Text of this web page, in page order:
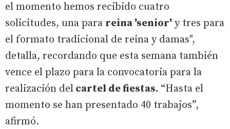
el momento hemos recibido cuatro
solicitudes, una para reina 'senior' y tres para
el formato tradicional de reina y damas",
detalla, recordando que esta semana también
vence el plazo para la convocatoria para la
realización del cartel de fiestas. “Hasta el
momento se han presentado 40 trabajos”,
afirmó.